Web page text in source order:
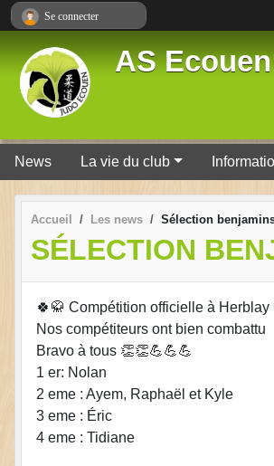
AS
News La vie du club
Accueil Les news Sélection
SÉLECTION
🍀🥋 Compétition officielle à Herblay
Nos compétiteurs ont bien combattu
Bravo à tous 👏👏💪💪💪
1 er: Nolan
2 eme : Ayem, Raphaël et Kyle
3 eme : Éric
4 eme : Tidiane
Se connecter
Panneau de gestion des cookies